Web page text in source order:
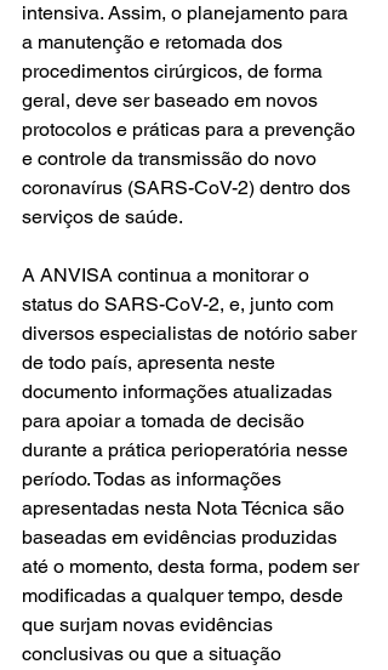
intensiva. Assim, o planejamento para
a manutenção e retomada dos
procedimentos cirúrgicos, de forma
geral, deve ser baseado em novos
protocolos e práticas para a prevenção
e controle da transmissão do novo
coronavírus (SARS-CoV-2) dentro dos
serviços de saúde.
A ANVISA continua a monitorar o
status do SARS-CoV-2, e, junto com
diversos especialistas de notório saber
de todo país, apresenta neste
documento informações atualizadas
para apoiar a tomada de decisão
durante a prática perioperatória nesse
período. Todas as informações
apresentadas nesta Nota Técnica são
baseadas em evidências produzidas
até o momento, desta forma, podem ser
modificadas a qualquer tempo, desde
que surjam novas evidências
conclusivas ou que a situação